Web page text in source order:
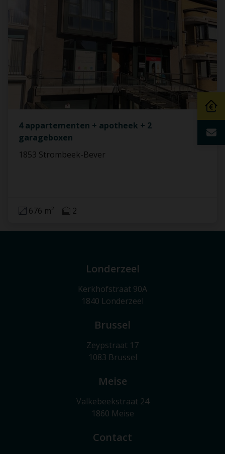
4 appartementen + apotheek + 2
garageboxen
1853 Strombeek-Bever
676 m² 2
Londerzeel
Kerkhofstraat 90A
1840 Londerzeel
Brussel
Zeypstraat 17
1083 Brussel
Meise
Valkebeekstraat 24
1860 Meise
Contact